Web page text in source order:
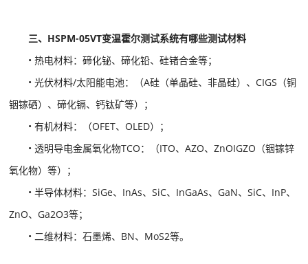
三、HSPM-05VT变温霍尔测试系统有哪些测试材料
• 热电材料：碲化铋、碲化铅、硅锗合金等；
• 光伏材料/太阳能电池：（A硅（单晶硅、非晶硅）、CIGS（铜
铟镓硒）、碲化镉、钙钛矿等）；
• 有机材料：（OFET、OLED）；
• 透明导电金属氧化物TCO：（ITO、AZO、ZnOIGZO（铟镓锌
氧化物）等）；
• 半导体材料：SiGe、InAs、SiC、InGaAs、GaN、SiC、InP、
ZnO、Ga2O3等；
• 二维材料：石墨烯、BN、MoS2等。